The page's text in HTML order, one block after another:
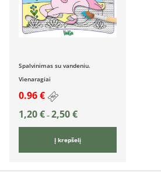
Spalvinimas su vandeniu.
Vienaragiai
0.96 €
1,20€ – 2,50€
Į krepšelį